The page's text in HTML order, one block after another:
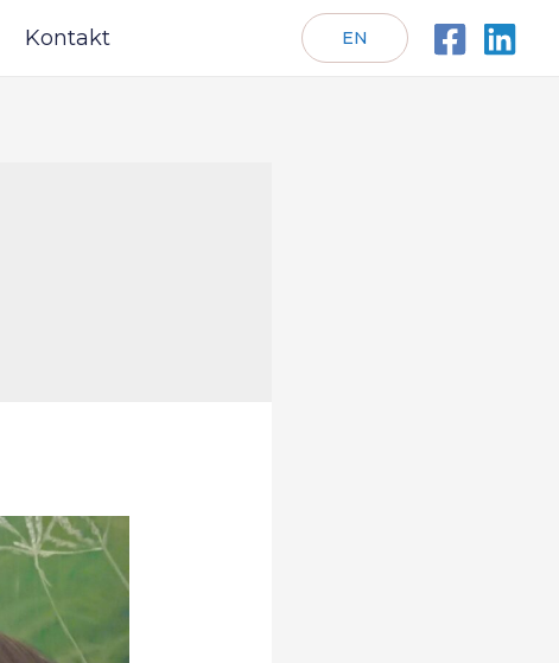
Kontakt EN